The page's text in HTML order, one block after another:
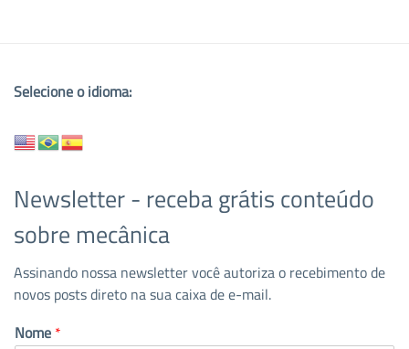
Selecione o idioma:
Newsletter - receba grátis conteúdo
sobre mecânica
Assinando nossa newsletter você autoriza o recebimento de
novos posts direto na sua caixa de e-mail.
Nome *